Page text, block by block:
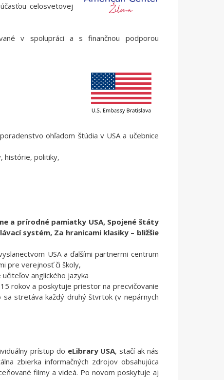
celosvetovej
v spolupráci a s finančnou podporou
ohľadom štúdia v USA a učebnice
histórie, politiky,
a prírodné pamiatky USA, Spojené štáty
systém, Za hranicami klasiky – bližšie
USA a ďalšími partnermi centrum
pre verejnosť či školy,
anglického jazyka
rokov a poskytuje priestor na precvičovanie
sa stretáva každý druhý štvrtok (v nepárnych
prístup do eLibrary USA, stačí ak nás
zbierka informačných zdrojov obsahujúca
filmy a videá. Po novom poskytuje aj